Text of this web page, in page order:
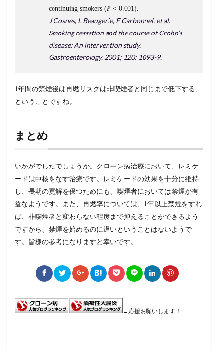
continuing smokers (P < 0.001).
J Cosnes, L Beaugerie, F Carbonnel, et al.
Smoking cessation and the course of Crohn’s
disease: An intervention study.
Gastroenterology. 2001; 120: 1093-9.
1年間の禁煙後は再燃リスクは非喫煙者と同じまで低下する、
ということですね。
まとめ
いかがでしたでしょうか。クローン病治療において、レミケ
ードは中核をなす治療です。レミケードの効果を十分に維持
し、長期の寛解を保つためにも、喫煙者においては禁煙が有
益なようです。また、再燃率については、1年以上禁煙をすれ
ば、非喫煙者と変わらない程度まで抑えることができるよう
ですから、禁煙を始めるのに遅いということはないようで
す。皆様の参考になりますと幸いです。
←応援お願いします！